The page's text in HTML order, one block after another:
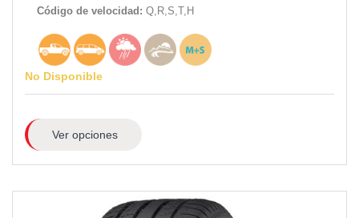
Código de velocidad: Q,R,S,T,H
No Disponible
Ver opciones